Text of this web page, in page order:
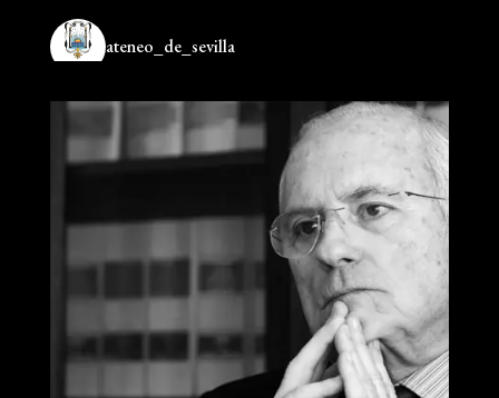
ateneo_de_sevilla